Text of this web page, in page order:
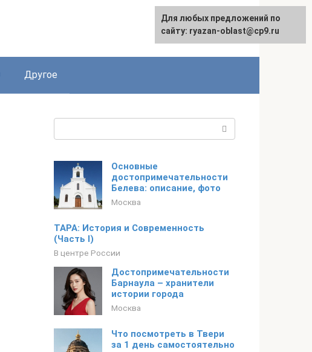
Другое
Основные
достопримечательности
Белева: описание, фото
Москва
ТАРА: История и Современность
(Часть I)
В центре России
Достопримечательности
Барнаула – хранители
истории города
Москва
Что посмотреть в Твери
за 1 день самостоятельно
Для любых предложений по
сайту: ryazan-oblast@cp9.ru